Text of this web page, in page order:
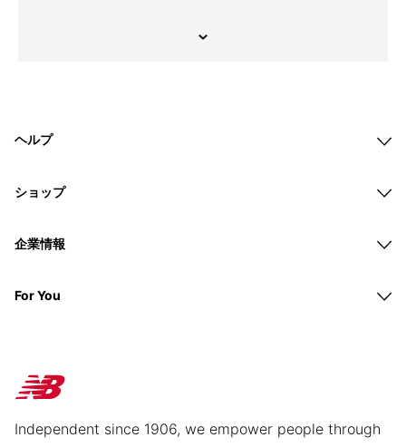
ヘルプ
ショップ
企業情報
For You
Independent since 1906, we empower people through